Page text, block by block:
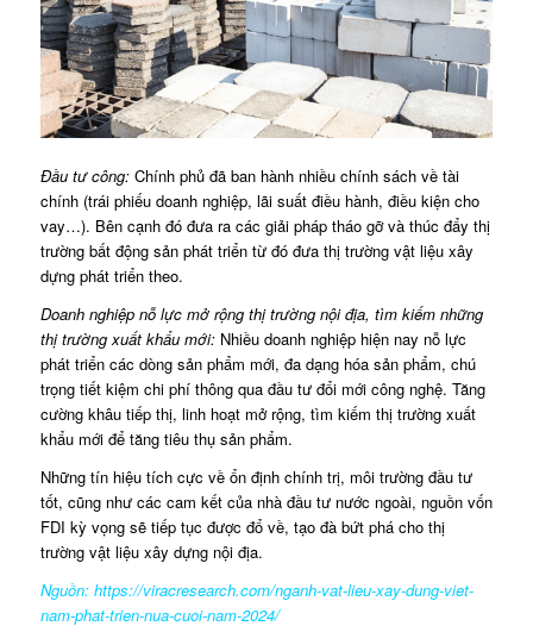
Đầu tư công:Chính phủ đã ban hành nhiều chính sách về tài
chính (trái phiếu doanh nghiệp, lãi suất điều hành, điều kiện cho
vay…). Bên cạnh đó đưa ra các giải pháp tháo gỡ và thúc đẩy thị
trường bất động sản phát triển từ đó đưa thị trường vật liệu xây
dựng phát triển theo.
Doanh nghiệp nỗ lực mở rộng thị trường nội địa, tìm kiếm những
thị trường xuất khẩu mới:Nhiều doanh nghiệp hiện nay nỗ lực
phát triển các dòng sản phẩm mới, đa dạng hóa sản phẩm, chú
trọng tiết kiệm chi phí thông qua đầu tư đổi mới công nghệ. Tăng
cường khâu tiếp thị, linh hoạt mở rộng, tìm kiếm thị trường xuất
khẩu mới để tăng tiêu thụ sản phẩm.
Những tín hiệu tích cực về ổn định chính trị, môi trường đầu tư
tốt, cũng như các cam kết của nhà đầu tư nước ngoài, nguồn vốn
FDI kỳ vọng sẽ tiếp tục được đổ về, tạo đà bứt phá cho thị
trường vật liệu xây dựng nội địa.
Nguồn: https://viracresearch.com/nganh-vat-lieu-xay-dung-viet-
nam-phat-trien-nua-cuoi-nam-2024/